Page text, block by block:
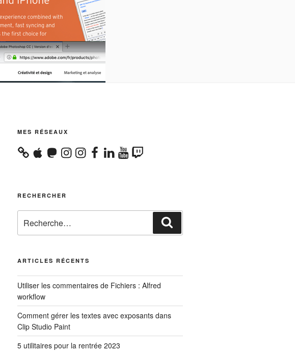
MES RÉSEAUX
AppleMastodon
Instagram
InstagramFacebook
LinkedInYouTube
Twitch
RECHERCHER
pour
:
ARTICLES RÉCENTS
Utiliser les commentaires de Fichiers : Alfred
workflow
Comment gérer les textes avec exposants dans
Clip Studio Paint
5 utilitaires pour la rentrée 2023